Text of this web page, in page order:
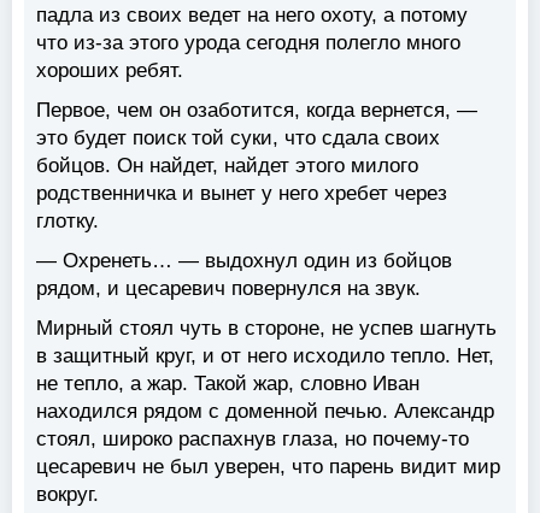
падла из своих ведет на него охоту, а потому
что из-за этого урода сегодня полегло много
хороших ребят.
Первое, чем он озаботится, когда вернется, —
это будет поиск той суки, что сдала своих
бойцов. Он найдет, найдет этого милого
родственничка и вынет у него хребет через
глотку.
— Охренеть… — выдохнул один из бойцов
рядом, и цесаревич повернулся на звук.
Мирный стоял чуть в стороне, не успев шагнуть
в защитный круг, и от него исходило тепло. Нет,
не тепло, а жар. Такой жар, словно Иван
находился рядом с доменной печью. Александр
стоял, широко распахнув глаза, но почему-то
цесаревич не был уверен, что парень видит мир
вокруг.